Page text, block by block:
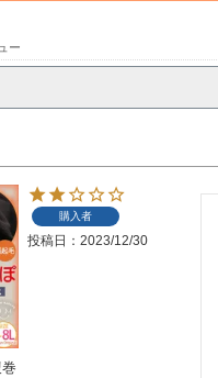
ー
購入者
投稿日 2023/12/30